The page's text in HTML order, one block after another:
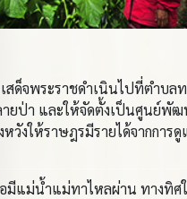
จพระราชดำเนินไปที่ตำบล
ป่า และให้จัดตั้งเป็นศูนย์พัฒ
วังให้ราษฎรมีรายได้จากกา
มีแม่น้ำแม่ทาไหลผ่าน ทางทิ